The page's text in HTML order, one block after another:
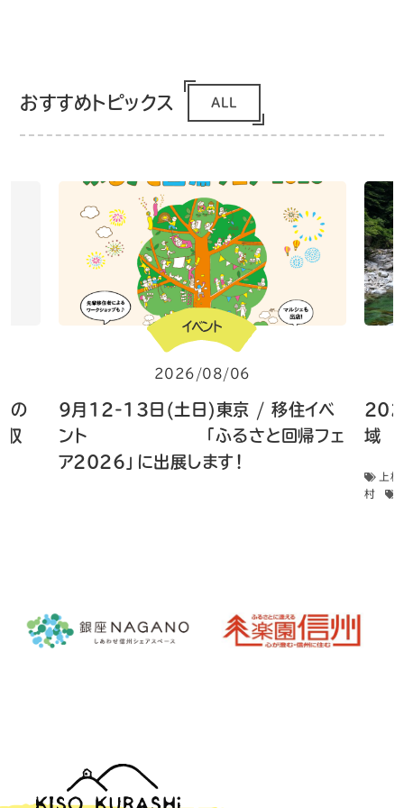
おすすめトピックス ALL
の
収
イベント
2026/08/06
9月12-13日(土日)東京 / 移住イベ
ント 「ふるさと回帰フェ
ア2026」に出展します！
域
上
村